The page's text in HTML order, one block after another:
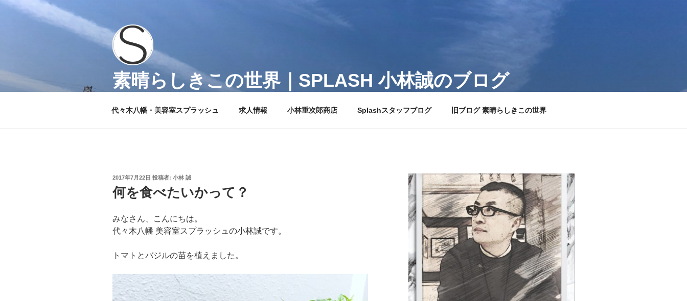
コ
キ
素晴らしきこの世界｜SPLASH 小林誠のブログ
代々木八幡・美容室スプラッシュ 求人情報 小林重次郎商店 Splashスタッフブログ 旧ブログ 素晴らしきこの世界
投
稿
日:
2017年7月22日 投稿者: 小林 誠
何を食べたいかって？
みなさん、こんにちは。
代々木八幡 美容室スプラッシュの小林誠です。
トマトとバジルの苗を植えました。